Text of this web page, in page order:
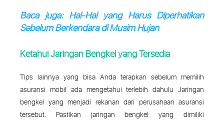
Baca juga: Hal-Hal yang Harus Diperhatikan
Sebelum Berkendara di Musim Hujan
Ketahui Jaringan Bengkel yang Tersedia
Tips lainnya yang bisa Anda terapkan sebelum memilih
asuransi mobil ada mengetahui terlebih dahulu Jaringan
bengkel yang menjadi rekanan dari perusahaan asuransi
tersebut. Pastikan jaringan bengkel yang dimiliki